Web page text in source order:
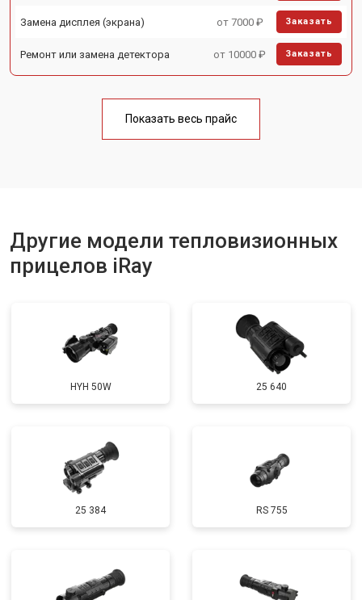
Замена дисплея (экрана) от 7000 ₽ Заказать
Ремонт или замена детектора от 10000 ₽ Заказать
Показать весь прайс
Другие модели тепловизионных
прицелов iRay
HYH 50W 25 640
25 384 RS 755